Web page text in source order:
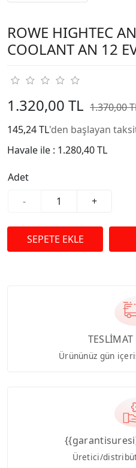
ROWE HIGHTEC
COOLANT AN 12
1.320,00 TL 1.370,00
145,24 TL'den başlayan
Havale ile : 1.280,40 TL
Adet
-
+
Ürününüz gün
Üretici/